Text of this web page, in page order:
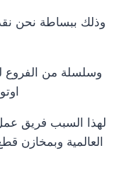
وذلك ببساطة نحن
وسلسلة من الفروع
لهذا السبب فريق
العالمية وبمخازن